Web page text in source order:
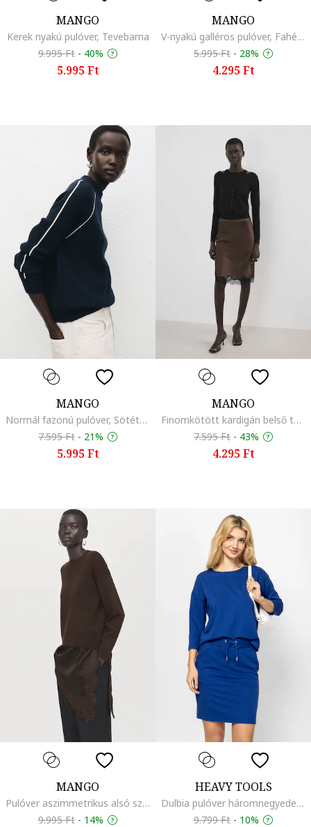
MANGO
Kerek nyakú pulóver, Tevebarna
9.995 Ft - 40%
5.995 Ft
MANGO
V-nyakú galléros pulóver, Fahéjbarna
5.995 Ft - 28%
4.295 Ft
MANGO
Normál fazonú pulóver, Sötétkék
7.595 Ft - 21%
5.995 Ft
MANGO
Finomkötött kardigán belső toppal, Fekete
7.595 Ft - 43%
4.295 Ft
MANGO
Pulóver aszimmetrikus alsó szegéllyel és csipkés részlettel, Sötétbarna
9.995 Ft - 14%
HEAVY TOOLS
Dulbia pulóver háromnegyedes ujjakkal, Királykék
9.799 Ft - 10%